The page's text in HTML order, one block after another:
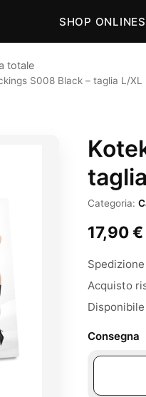
SHOP ONLINE
totale
S008 Black – taglia L/XL
Categoria:
17,90€
Acquisto
Consegna